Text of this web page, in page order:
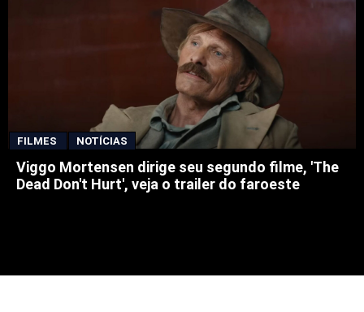
FILMES NOTÍCIAS
Viggo Mortensen dirige seu segundo filme, 'The
Dead Don't Hurt', veja o trailer do faroeste